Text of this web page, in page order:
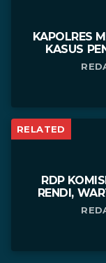
KAPOLRES
KASUS
RELATED
RDP
RENDI,